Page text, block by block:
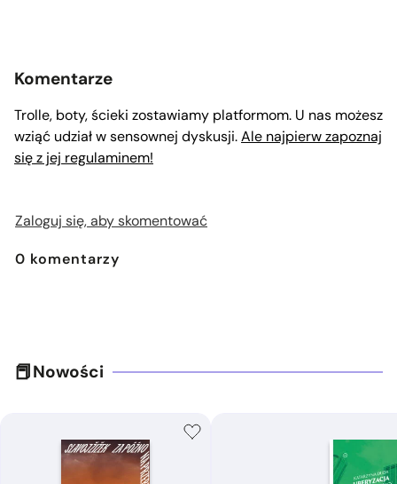
Komentarze
Trolle, boty, ścieki zostawiamy platformom. U nas możesz
wziąć udział w sensownej dyskusji.Ale najpierw zapoznaj
się z jej regulaminem!
Zaloguj się, aby skomentować
0 komentarzy
Nowości